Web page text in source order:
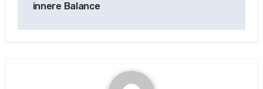
innere Balance